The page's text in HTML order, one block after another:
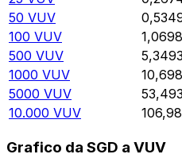
50 VUV
100 VUV
500 VUV
1000 VUV
5000 VUV
10.000 VUV
Grafico da SGD a VUV